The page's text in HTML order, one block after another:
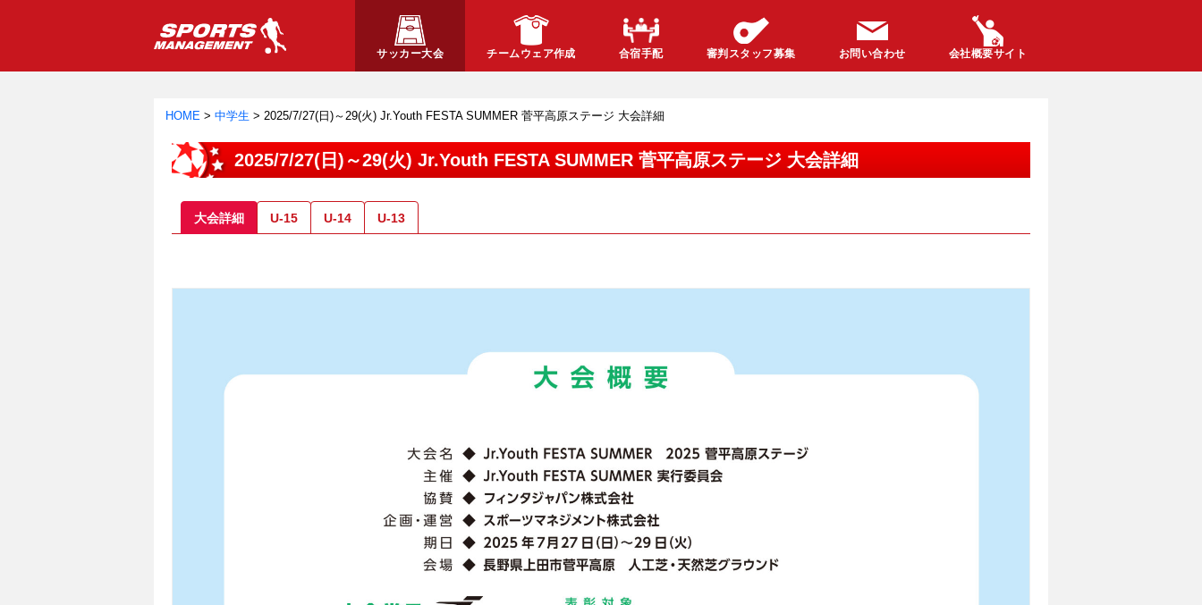
サッカー大会 チームウェア作成 合宿手配 審判スタッフ募集 お問い合わせ 会社概要サイト
HOME > 中学生 > 2025/7/27(日)～29(火) Jr.Youth FESTA SUMMER 菅平高原ステージ 大会詳細
2025/7/27(日)～29(火) Jr.Youth FESTA SUMMER 菅平高原ステージ 大会詳細
大会詳細 U-15 U-14 U-13